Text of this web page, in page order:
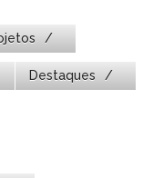
Destaques